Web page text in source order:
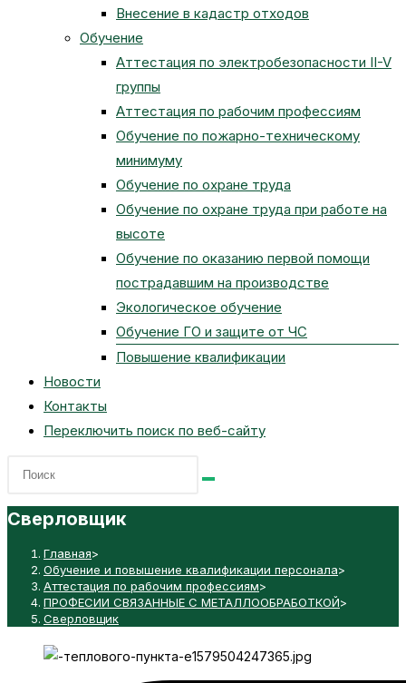
Внесение в кадастр отходов
Обучение
Аттестация по электробезопасности II-V
группы
Аттестация по рабочим профессиям
Обучение по пожарно-техническому
минимуму
Обучение по охране труда
Обучение по охране труда при работе на
высоте
Обучение по оказанию первой помощи
пострадавшим на производстве
Экологическое обучение
Обучение ГО и защите от ЧС
Повышение квалификации
Новости
Контакты
Переключить поиск по веб-сайту
Сверловщик
Главная>
Обучение и повышение квалификации персонала>
Аттестация по рабочим профессиям>
ПРОФЕСИИ СВЯЗАННЫЕ С МЕТАЛЛООБРАБОТКОЙ>
Сверловщик